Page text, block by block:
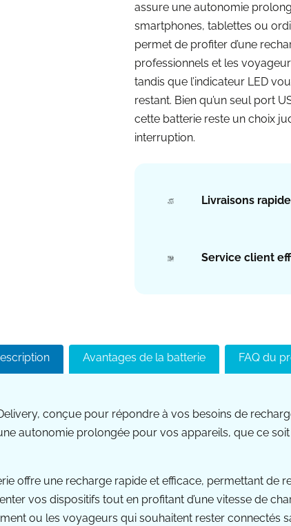
assure une autonomie
smartphones, tablettes ou
permet de profiter d’une
professionnels et les
tandis que l’indicateur LED
restant. Bien qu’un seul port
cette batterie reste un choix
interruption.
Livraisons
Service client
Avantages de la batterie FAQ du
conçue pour répondre à vos besoins de
autonomie prolongée pour vos appareils, que ce
offre une recharge rapide et efficace, permettant de
vos dispositifs tout en profitant d’une vitesse de
ou les voyageurs qui souhaitent rester connectés